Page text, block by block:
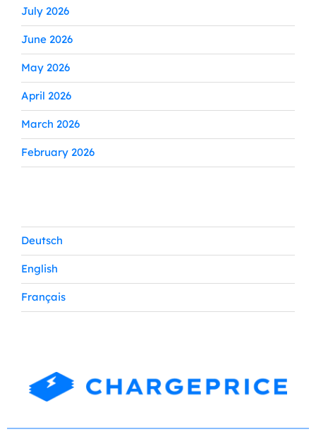
July 2026
June 2026
May 2026
April 2026
March 2026
February 2026
Deutsch
English
Français